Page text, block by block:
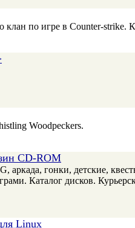
клан по игре в Counter-
Woodpeckers.
CD-ROM
аркада, гонки, детские,
Каталог дисков.
Linux